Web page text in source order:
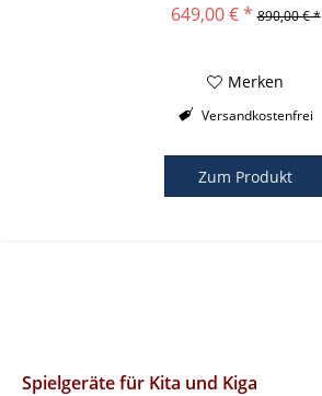
649,00 € * 890,00 € *
Merken
Versandkostenfrei
Zum Produkt
Spielgeräte für Kita und Kiga